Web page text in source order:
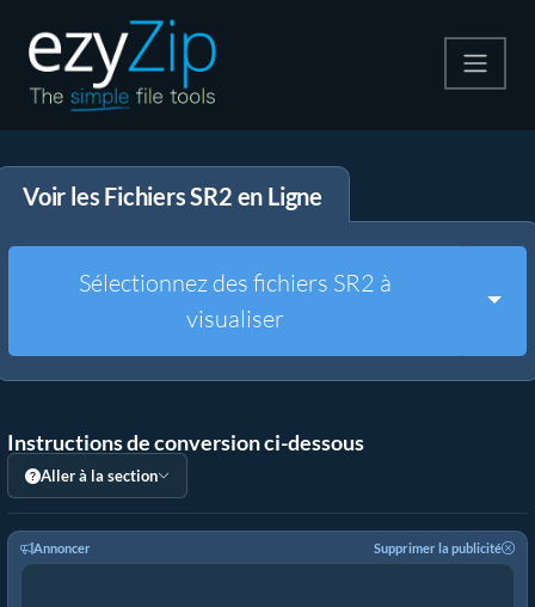
Décompresser
Voir les Fichiers SR2 en Ligne
Sélectionnez des fichiers SR2 à
visualiser
Instructions de conversion ci-dessous
Aller à la section
Annoncer Supprimer la publicité